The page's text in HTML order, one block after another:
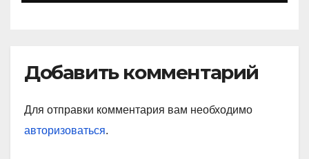
Добавить комментарий
Для отправки комментария вам необходимо
авторизоваться.